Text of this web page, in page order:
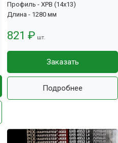
Профиль - XPB (14x13)
Длина - 1280 мм
821 ₽ шт.
Заказать
Подробнее